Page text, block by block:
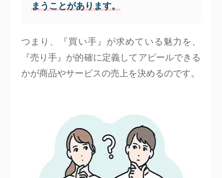
まうことがあります。
つまり、『買い手』が求めている魅力を、
『売り手』が的確に定義してアピールできる
かが商品やサービスの売上を決めるのです。